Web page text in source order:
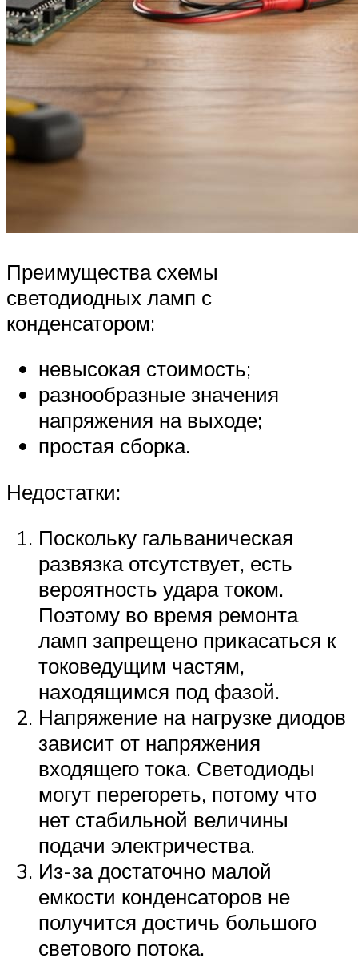
Преимущества схемы
светодиодных ламп с
конденсатором:
невысокая стоимость;
разнообразные значения
напряжения на выходе;
простая сборка.
Недостатки:
Поскольку гальваническая
развязка отсутствует, есть
вероятность удара током.
Поэтому во время ремонта
ламп запрещено прикасаться к
токоведущим частям,
находящимся под фазой.
Напряжение на нагрузке диодов
зависит от напряжения
входящего тока. Светодиоды
могут перегореть, потому что
нет стабильной величины
подачи электричества.
Из-за достаточно малой
емкости конденсаторов не
получится достичь большого
светового потока.